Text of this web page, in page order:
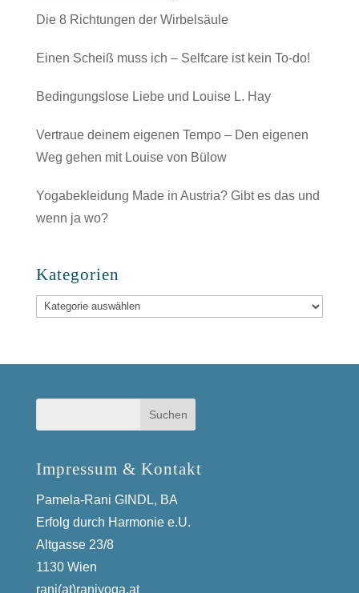
Die 8 Richtungen der Wirbelsäule
Einen Scheiß muss ich – Selfcare ist kein To-do!
Bedingungslose Liebe und Louise L. Hay
Vertraue deinem eigenen Tempo – Den eigenen
Weg gehen mit Louise von Bülow
Yogabekleidung Made in Austria? Gibt es das und
wenn ja wo?
Kategorien
Kategorien
Impressum & Kontakt
Pamela-Rani GINDL, BA
Erfolg durch Harmonie e.U.
Altgasse 23/8
1130 Wien
rani(at)raniyoga.at